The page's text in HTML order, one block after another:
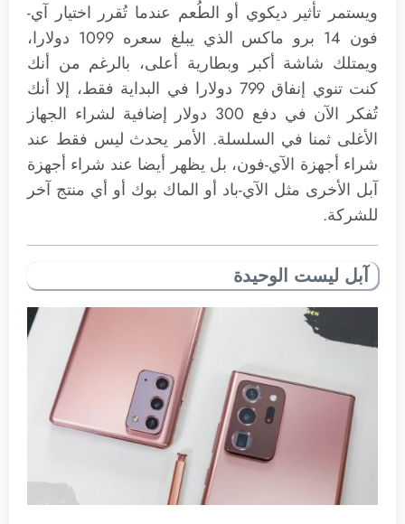
ويستمر تأثير ديكوي أو الطُعم عندما تُقرر اختيار آي-
فون 14 برو ماكس الذي يبلغ سعره 1099 دولارا،
ويمتلك شاشة أكبر وبطارية أعلى، بالرغم من أنك
كنت تنوي إنفاق 799 دولارا في البداية فقط، إلا أنك
تُفكر الآن في دفع 300 دولار إضافية لشراء الجهاز
الأغلى ثمنا في السلسلة. الأمر يحدث ليس فقط عند
شراء أجهزة الآي-فون، بل يظهر أيضا عند شراء أجهزة
آبل الأخرى مثل الآي-باد أو الماك بوك أو أي منتج آخر
للشركة.
آبل ليست الوحيدة